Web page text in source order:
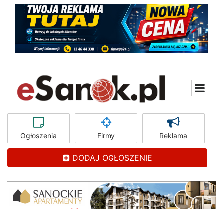
Ogłoszenia Firmy Reklama
DODAJ OGŁOSZENIE